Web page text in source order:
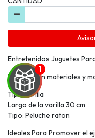
Entretenidos Juguetes
Hechos con materiales y
Tipo Varilla
Largo de la varilla 30 cm
Tipo: Peluche raton
Ideales Para Promover el